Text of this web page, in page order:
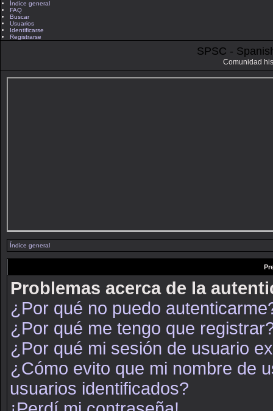
Índice general
FAQ
Buscar
Usuarios
Identificarse
Registrarse
SPSC -
Comunidad
Índice general
Problemas acerca de la
¿Por qué no puedo
¿Por qué me tengo que
¿Por qué mi sesión de usuario
¿Cómo evito que mi nombre de
usuarios identificados?